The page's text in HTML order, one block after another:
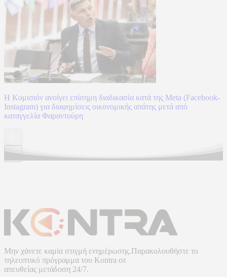
Η Κομισιόν ανοίγει επίσημη διαδικασία κατά της Meta (Facebook-
Instagram) για διαφημίσεις οικονομικής απάτης μετά από
καταγγελία Φαραντούρη
Μην χάνετε καμία στιγμή ενημέρωσης.Παρακολουθήστε το
τηλεοπτικό πρόγραμμα του Kontra σε
απευθείας μετάδοση 24/7.